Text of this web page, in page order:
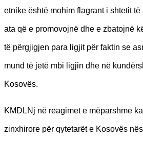
etnike është mohim flagrant i shtetit
ata që e promovojnë dhe e zbatojnë
të përgjigjen para ligjit për faktin se
mund të jetë mbi ligjin dhe në
Kosovës.
KMDLNj në reagimet e mëparshme
zinxhirore për qytetarët e Kosovës